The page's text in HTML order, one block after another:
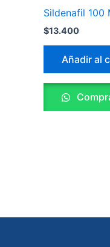
Sildenafil 100
$13.400
Añadir al